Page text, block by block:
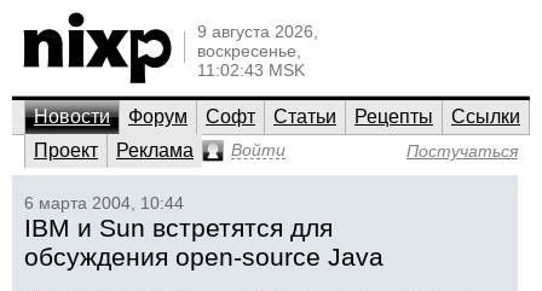
9 августа 2026,
воскресенье,
11:02:43 MSK
Новости Форум Софт Статьи Рецепты
Ссылки
Проект
Реклама Войти Постучаться
6 марта 2004, 10:44
IBM и Sun встретятся для
обсуждения open-source Java